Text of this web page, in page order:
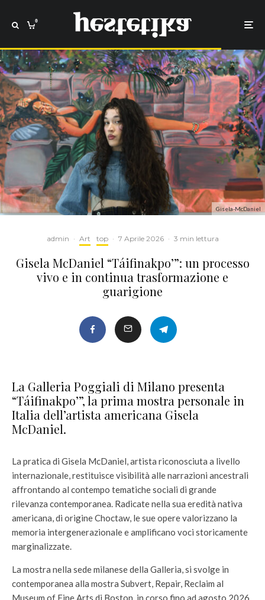
0
Gisela-McDaniel
admin · Art top · 7 Aprile 2026 · 3 min lettura
Gisela McDaniel “Táifinakpo’”: un processo
vivo e in continua trasformazione e
guarigione
La Galleria Poggiali di Milano presenta
“Táifinakpo’”, la prima mostra personale in
Italia dell’artista americana Gisela
McDaniel.
La pratica di Gisela McDaniel, artista riconosciuta a livello
internazionale, restituisce visibilità alle narrazioni ancestrali
affrontando al contempo tematiche sociali di grande
rilevanza contemporanea. Radicate nella sua eredità nativa
americana, di origine Choctaw, le sue opere valorizzano la
memoria intergenerazionale e amplificano voci storicamente
marginalizzate.
La mostra nella sede milanese della Galleria, si svolge in
contemporanea alla mostra Subvert, Repair, Reclaim al
Museum of Fine Arts di Boston, in corso fino ad agosto 2026.